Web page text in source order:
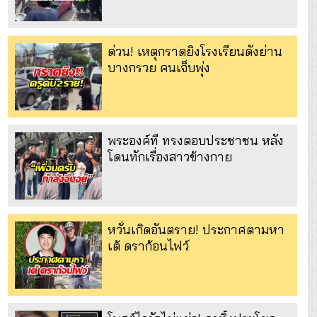
ด่วน! เหตุกราดยิงโรงเรียนดังย่าน
บางกรวย คนเจ็บพุ่ง
พระองค์ที ทรงตอบประชาชน หลัง
โดนทักเรื่องสาวข้างกาย
หวั่นเกิดอันตราย! ประกาศตามหา
เต้ ดราก้อนไฟว์